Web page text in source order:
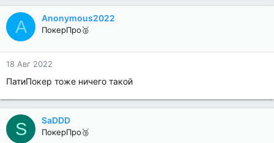
A Anonymous2022
ПокерПро🥈
18 Авг 2022
ПатиПокер тоже ничего такой
S SaDDD
ПокерПро🥉